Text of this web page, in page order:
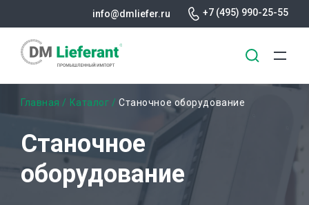
содержанию
info@dmliefer.ru +7 (495) 990-25-55
Строка
навигации
Главная Каталог Станочное оборудование
Станочное
оборудование